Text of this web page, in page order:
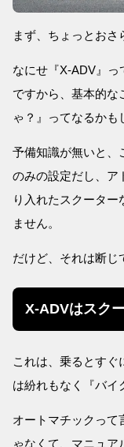
まず、ちょっとおさ
なにせ『X-ADV』
ですから、基本的な
ゃ？』ってなるかも
予備知識が無いと、
のみの設定だし、ア
り入れたスクータ
ません。
だけど、それは断じ
X-ADVはスク
これは、乗るとす
は紛れもなく『バイ
オートマチックって
ゃなくて、マニュ